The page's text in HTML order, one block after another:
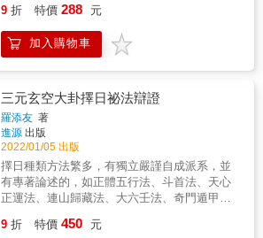
有名詞，讓每一顆星和宮位都有全新的面貌，
並以淺顯的說明和各式圖表， 讓原來的古老學
問變成一套立體的「人生曲線說明書」，入門
者、研究者、甚至企業人資都能很快的掌握重
時運，體現於商業及市場行情；地，指地理環
境和位置等恰當的安排和配合；人，指處事方
法和購物人群複雜的心態特徵。從這三方面對
律，讓你的事業蒸蒸日上！經商店鋪的風水選
址，應當選擇一個能保證商家精力旺盛的環
境，如此不但便於招攬顧客、利於買賣，而且
能給商鋪帶來長期的生意興隆!一、商鋪求吉選
址二、商鋪外觀與命名三、行業風水四、開門
納氣五、門廳風水六、裝飾招財看完這六章，
讓你成為風水大師，讓你的生意一飛衝天!
9 折 特價 288 元
加入購物車
三元玄空大卦擇日祕法辯證
羅添友 著
進源 出版
2022/01/05 出版
擇日種類方法繁多，有獨立嚴謹自成派系，並
有專著論述的，如正體五行法、斗首法、天心
正運法、連山歸藏法、大六壬法、奇門遁甲
天星法、紫白飛星法、周易演卦法、董公建除
9 折 特價 450 元